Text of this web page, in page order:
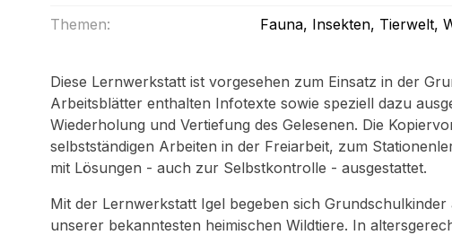
Themen: Fauna, Insekten, Tierwelt,
Diese Lernwerkstatt ist vorgesehen zum Einsatz in der
Arbeitsblätter enthalten Infotexte sowie speziell dazu
Wiederholung und Vertiefung des Gelesenen. Die
selbstständigen Arbeiten in der Freiarbeit, zum
mit Lösungen - auch zur Selbstkontrolle - ausgestattet.
Mit der Lernwerkstatt Igel begeben sich Grundschulkinder
unserer bekanntesten heimischen Wildtiere. In